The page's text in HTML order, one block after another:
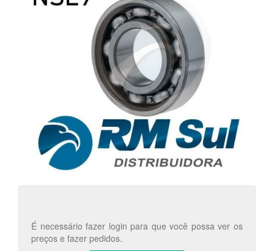
É necessário fazer login para que você possa ver os
preços e fazer pedidos.